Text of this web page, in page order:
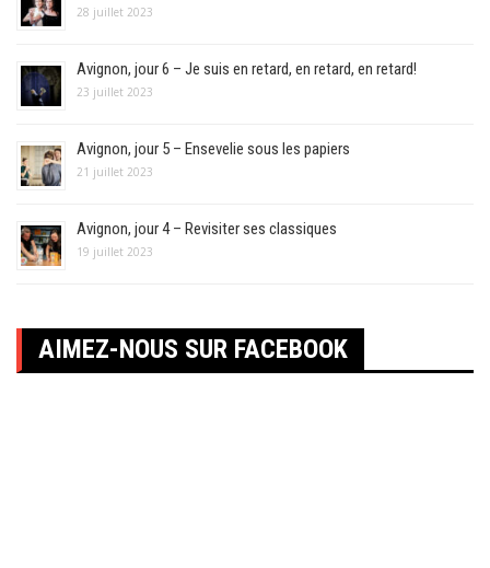
28 juillet 2023
Avignon, jour 6 – Je suis en retard, en retard, en retard!
23 juillet 2023
Avignon, jour 5 – Ensevelie sous les papiers
21 juillet 2023
Avignon, jour 4 – Revisiter ses classiques
19 juillet 2023
AIMEZ-NOUS SUR FACEBOOK